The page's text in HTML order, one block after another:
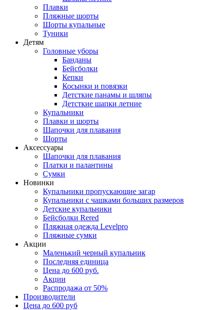
Плавки
Пляжные шорты
Шорты купальные
Туники
Детям
Головные уборы
Банданы
Бейсболки
Кепки
Косынки и повязки
Детсткие панамы и шляпы
Детсткие шапки летние
Купальники
Плавки и шорты
Шапочки для плавания
Шорты
Аксессуары
Шапочки для плавания
Платки и палантины
Сумки
Новинки
Купальники пропускающие загар
Купальники с чашками больших размеров
Детские купальники
Бейсболки Rered
Пляжная одежда Levelpro
Пляжные сумки
Акции
Маленький черный купальник
Последняя единица
Цена до 600 руб.
Акции
Распродажа от 50%
Производители
Цена до 600 руб